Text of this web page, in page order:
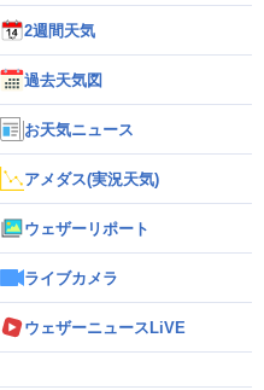
2週間天気
過去天気図
お天気ニュース
アメダス(実況天気)
ウェザーリポート
ライブカメラ
ウェザーニュースLiVE